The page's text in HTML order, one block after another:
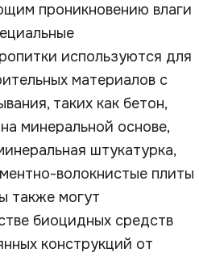
проникновению влаги
используются для
материалов с
таких как бетон,
минеральной основе,
штукатурка,
волокнистые плиты
также могут
биоцидных средств
конструкций от